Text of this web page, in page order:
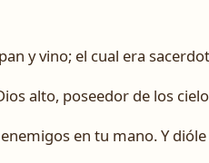
y vino; el cual era
alto, poseedor de los
en tu mano. Y